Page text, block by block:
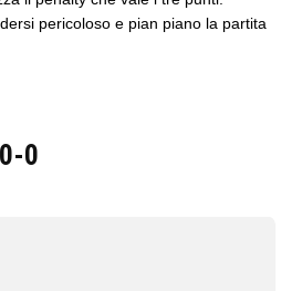
pericoloso e pian piano la partita
0